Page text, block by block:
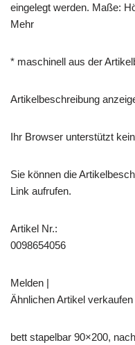
eingelegt werden. Maße:
Mehr
* maschinell aus der
Artikelbeschreibung
Ihr Browser unterstützt
Sie können die
Link aufrufen.
Artikel Nr.:
0098654056
Melden |
Ähnlichen Artikel verkaufen
bett stapelbar 90×200,